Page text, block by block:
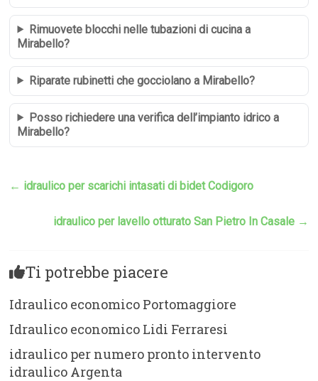
Rimuovete blocchi nelle tubazioni di cucina a
Mirabello?
Riparate rubinetti che gocciolano a Mirabello?
Posso richiedere una verifica dell’impianto idrico a
Mirabello?
← idraulico per scarichi intasati di bidet Codigoro
idraulico per lavello otturato San Pietro In Casale →
Ti potrebbe piacere
Idraulico economico Portomaggiore
Idraulico economico Lidi Ferraresi
idraulico per numero pronto intervento
idraulico Argenta